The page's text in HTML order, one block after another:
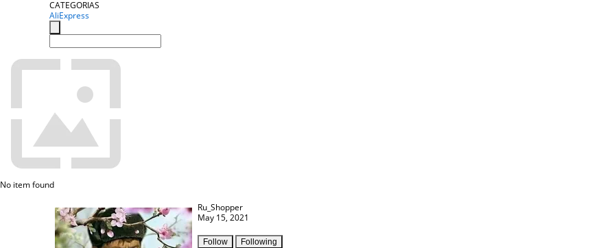
CATEGORIAS
AliExpress
No item found
Ru_Shopper
May 15, 2021
Follow Following